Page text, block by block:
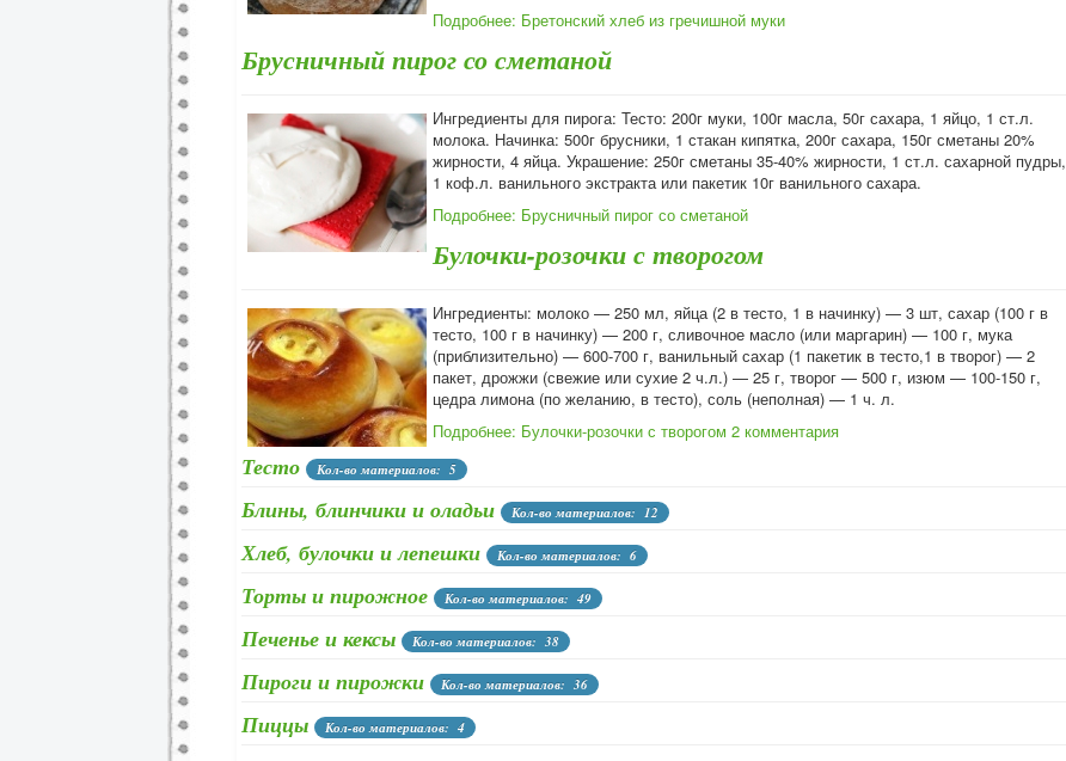
Подробнее: Бретонский хлеб из гречишной муки
Брусничный пирог со сметаной
Ингредиенты для пирога: Тесто: 200г муки, 100г масла, 50г сахара, 1 яйцо, 1 ст.л.
молока. Начинка: 500г брусники, 1 стакан кипятка, 200г сахара, 150г сметаны 20%
жирности, 4 яйца. Украшение: 250г сметаны 35-40% жирности, 1 ст.л. сахарной пудры,
1 коф.л. ванильного экстракта или пакетик 10г ванильного сахара.
Подробнее: Брусничный пирог со сметаной
Булочки-розочки с творогом
Ингредиенты: молоко — 250 мл, яйца (2 в тесто, 1 в начинку) — 3 шт, сахар (100 г в
тесто, 100 г в начинку) — 200 г, сливочное масло (или маргарин) — 100 г, мука
(приблизительно) — 600-700 г, ванильный сахар (1 пакетик в тесто,1 в творог) — 2
пакет, дрожжи (свежие или сухие 2 ч.л.) — 25 г, творог — 500 г, изюм — 100-150 г,
цедра лимона (по желанию, в тесто), соль (неполная) — 1 ч. л.
Подробнее: Булочки-розочки с творогом 2 комментария
Тесто Кол-во материалов: 5
Блины, блинчики и оладьи Кол-во материалов: 12
Хлеб, булочки и лепешки Кол-во материалов: 6
Торты и пирожное Кол-во материалов: 49
Печенье и кексы Кол-во материалов: 38
Пироги и пирожки Кол-во материалов: 36
Пиццы Кол-во материалов: 4